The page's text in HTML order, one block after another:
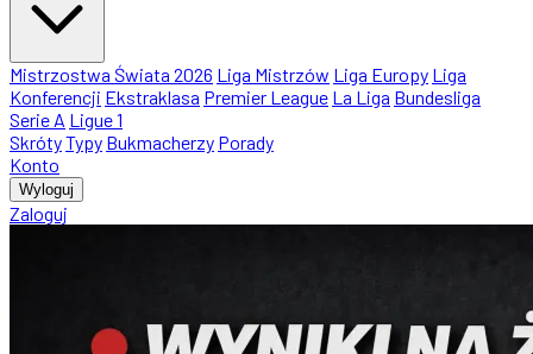
Mistrzostwa Świata 2026 Liga Mistrzów Liga Europy Liga
Konferencji Ekstraklasa Premier League La Liga Bundesliga
Serie A Ligue 1
SkrótyTypy Bukmacherzy Porady
Konto
Wyloguj
Zaloguj